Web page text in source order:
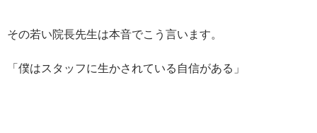
その若い院長先生は本音でこう言います。
「僕はスタッフに生かされている自信がある」